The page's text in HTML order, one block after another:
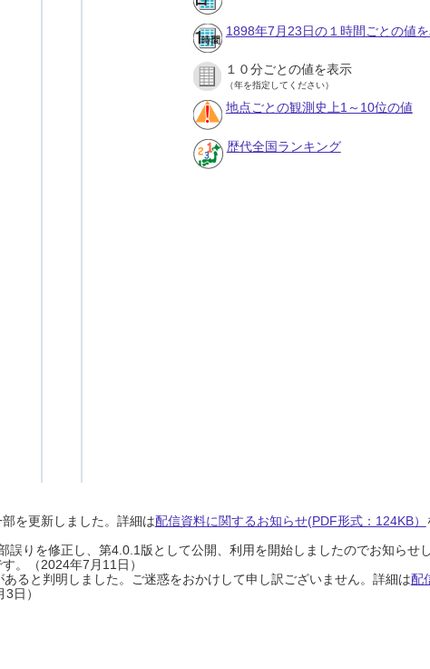
1898年7月23日の１時間ごとの値
１０分ごとの値を表示
（年を指定してください）
地点ごとの観測史上1～10位の値
歴代全国ランキング
を更新しました。詳細は配信資料に関するお知らせ(PDF形式：124KB）
りを修正し、第4.0.1版として公開、利用を開始しましたのでお知らせ
。（2024年7月11日）
ると判明しました。ご迷惑をおかけして申し訳ございません。詳細は配
日）